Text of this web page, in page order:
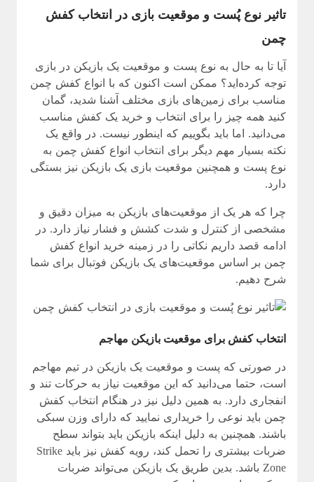
تاثیر نوع پُست و موقعیت بازی در انتخاب کفش
چمن
آیا تا به حال به نوع پست و موقعیت یک بازیکن در بازی
توجه کرده‌اید؟ ممکن است اکنون که با انواع کفش چمن
مناسب برای زمین‌های بازی مختلف آشنا شدید، گمان
کنید همه چیز را برای انتخاب و خرید یک کفش مناسب
می‌دانید. اما باید بگوییم که اینطور نیست. در واقع یک
نکته بسیار مهم دیگر برای انتخاب انواع کفش چمن به
نوع پست و همچنین موقعیت بازی یک بازیکن نیز بستگی
دارد.
چرا که هر یک از موقعیت‌های بازیکن به میزان دقیق و
مشخصی از کنترل و شدت کشش و فشار نیاز دارد. در
ادامه قصد داریم نکاتی را در زمینه خرید انواع کفش
چمن بر اساس موقعیت‌های یک بازیکن فوتبال برای شما
شرح دهیم.
انتخاب کفش برای موقعیت بازیکن مهاجم
در صورتی که پست و موقعیت یک بازیکن در تیم مهاجم
است، حتما می‌دانید که این موقعیت نیاز به حرکات تند و
انفجاری دارد. به همین دلیل نیز در هنگام انتخاب کفش
چمن باید نوعی را خریداری نمایید که دارای وزن سبکی
باشند. همچنین به دلیل اینکه بازیکن باید بتواند سطح
ضربات بیشتری را تحمل کند، رویه کفش نیز باید Strike
Zone باشد. بدین طریق یک بازیکن می‌تواند ضربات